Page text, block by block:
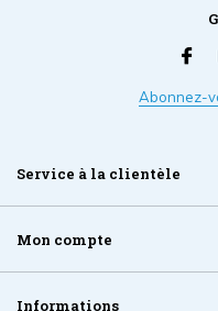
Abonnez-
Service à la clientèle
Mon compte
Informations